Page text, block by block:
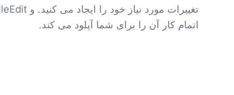
اتمام کار آن را برای شما آپلود می کند.